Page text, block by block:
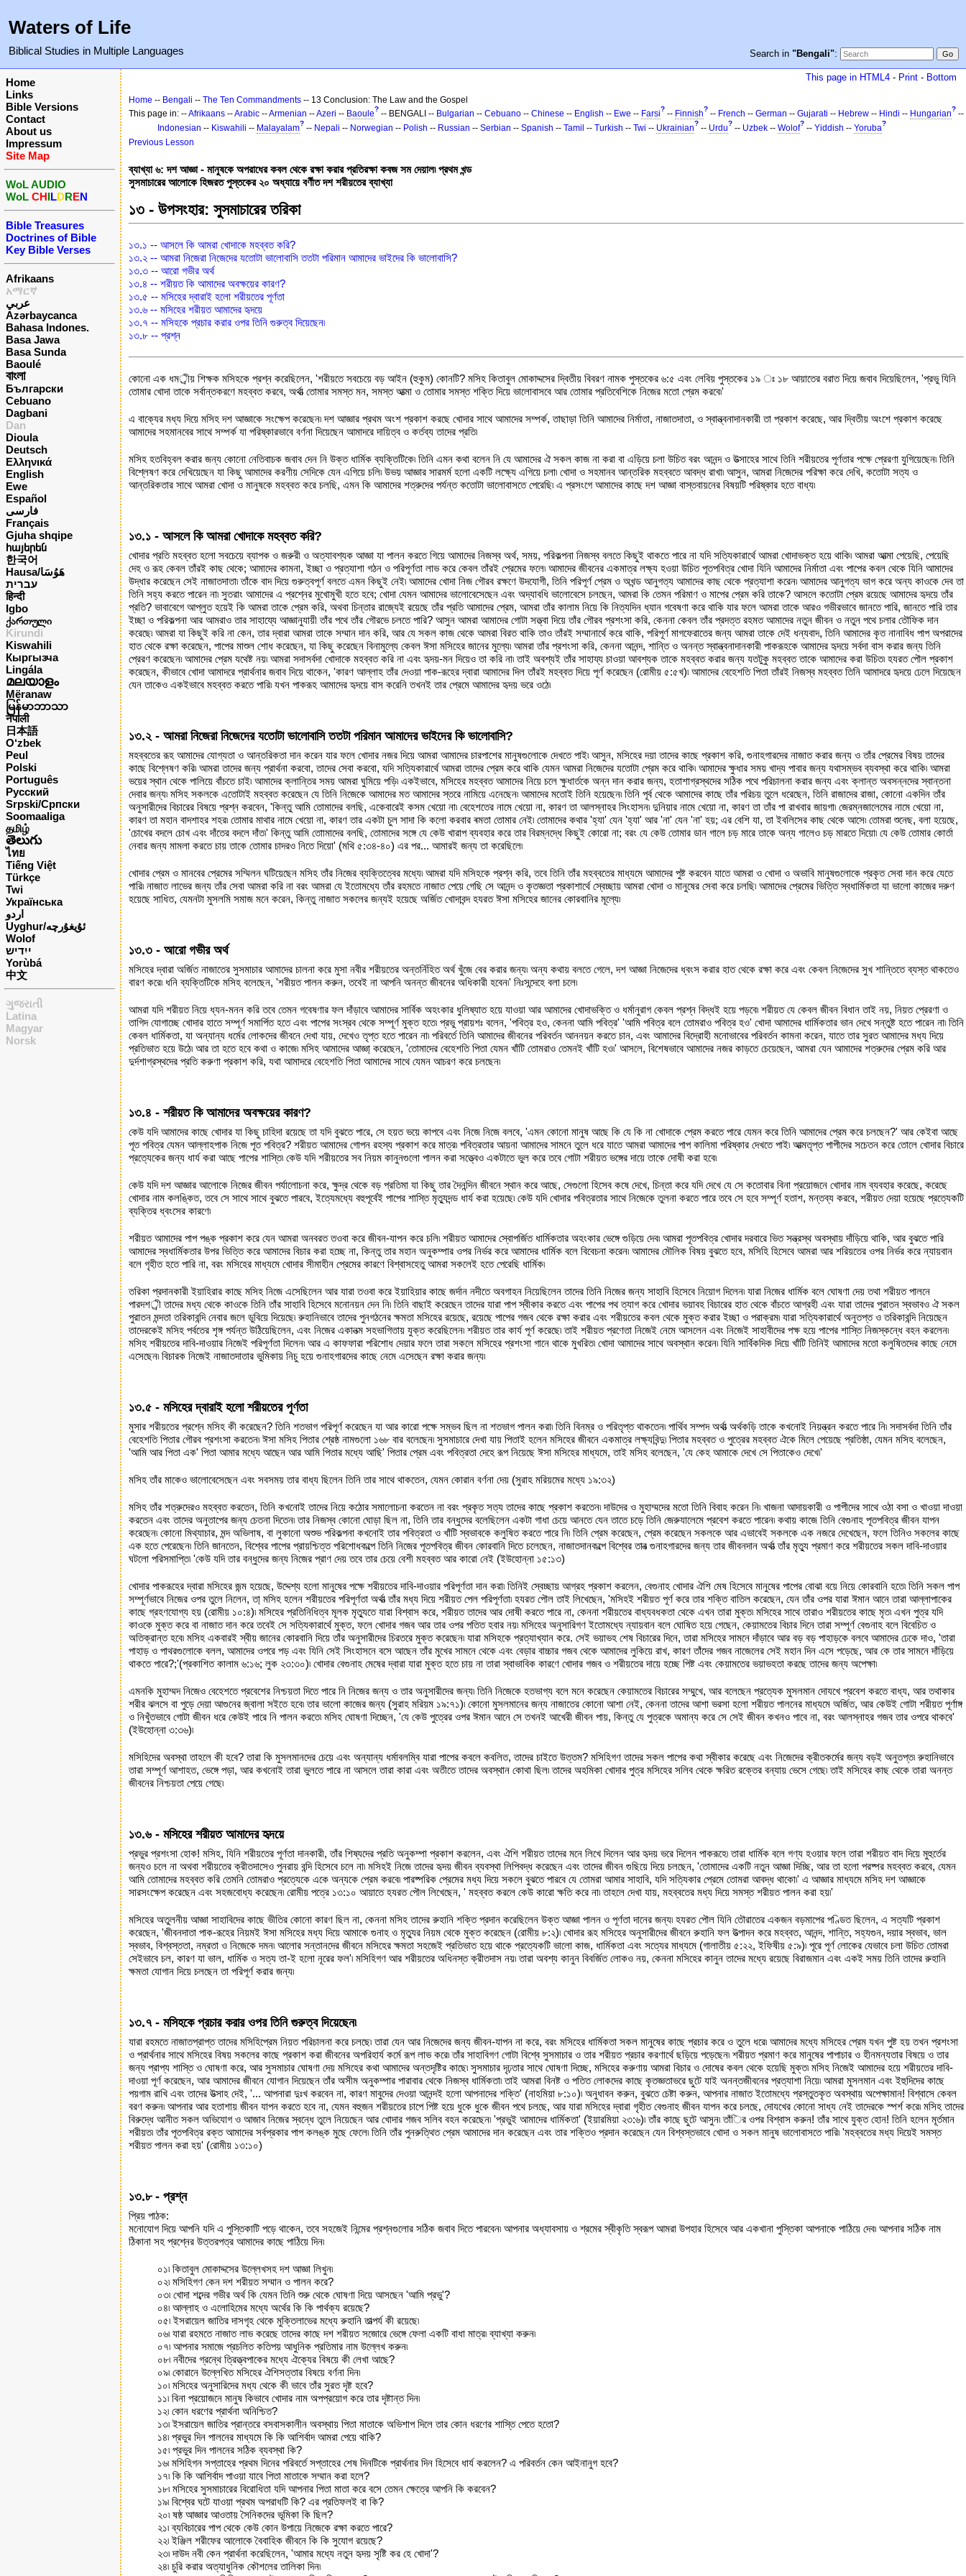
Waters of Life
Biblical Studies in Multiple Languages Search in "Bengali":
Home
Links
Bible Versions
Contact
About us
Impressum
Site Map
WoL AUDIO
WoL CHILDREN
Bible Treasures
Doctrines of Bible
Key Bible Verses
Afrikaans
አማርኛ
عربي
Azərbaycanca
Bahasa Indones.
Basa Jawa
Basa Sunda
Baoulé
বাংলা
Български
Cebuano
Dagbani
Dan
Dioula
Deutsch
Ελληνικά
English
Ewe
Español
فارسی
Français
Gjuha shqipe
հայերեն
한국어
Hausa/هَوُسَا
עברית
हिन्दी
Igbo
ქართული
Kirundi
Kiswahili
Кыргызча
Lingála
മലയാളം
Mëranaw
မြန်မာဘာသာ
नेपाली
日本語
O‘zbek
Peul
Polski
Português
Русский
Srpski/Српски
Soomaaliga
தமிழ்
తెలుగు
ไทย
Tiếng Việt
Türkçe
Twi
Українська
اردو
Uyghur/ئۇيغۇرچه
Wolof
ייִדיש
Yorùbá
中文
ગુજરાતી
Latina
Magyar
Norsk
This page in HTML4 - Print - Bottom
Home -- Bengali -- The Ten Commandments -- 13 Conclusion: The Law and the Gospel
This page in: --Afrikaans --Arabic --Armenian --Azeri -- Baoule? -- BENGALI -- Bulgarian -- Cebuano -- Chinese -- English -- Ewe -- Farsi? -- Finnish? -- French -- German -- Gujarati -- Hebrew -- Hindi -- Hungarian? --
Indonesian -- Kiswahili -- Malayalam? -- Nepali -- Norwegian -- Polish -- Russian -- Serbian -- Spanish -- Tamil -- Turkish -- Twi -- Ukrainian? -- Urdu? -- Uzbek -- Wolof? -- Yiddish -- Yoruba?
Previous Lesson
ব্যাখ্যা ৬: দশ আজ্ঞা - মানুষকে অপরাধের কবল থেকে রক্ষা করার প্রতিরক্ষা কবজ সম দেয়াল৷ প্রথম খন্ড
সুসমাচারের আলোকে হিজরত পুস্তকের ২০ অধ্যায়ে বর্ণীত দশ শরীয়তের ব্যাখ্যা
১৩ - উপসংহার: সুসমাচারের তরিকা
১৩.১ -- আসলে কি আমরা খোদাকে মহব্বত করি?
১৩.২ -- আমরা নিজেরা নিজেদের যতোটা ভালোবাসি ততটা পরিমান আমাদের ভাইদের কি ভালোবাসি?
১৩.৩ -- আরো গভীর অর্থ
১৩.৪ -- শরীয়ত কি আমাদের অবক্ষয়ের কারণ?
১৩.৫ -- মসিহের দ্বারাই হলো শরীয়তের পূর্ণতা
১৩.৬ -- মসিহের শরীয়ত আমাদের হৃদয়ে
১৩.৭ -- মসিহকে প্রচার করার ওপর তিনি গুরুত্ব দিয়েছেন৷
১৩.৮ -- প্রশ্ন
কোনো এক ধমর্ীয় শিক্ষক মসিহকে প্রশ্ন করেছিলেন, 'শরীয়তে সবচেয়ে বড় আইন (হুকুম) কোনটি? মসিহ কিতাবুল মোকাদ্দসের দ্বিতীয় বিবরণ নামক পুস্তকের ৬:৫ এবং লেবিয় পুস্তকের ১৯ ঃ ১৮ আয়াতের বরাত দিয়ে জবাব দিয়েছিলেন, 'প্রভু যিনি
তোমার খোদা তাকে সর্বান্তকরণে মহব্বত করবে, অর্থাত্‍ তোমার সমস্ত মন, সমস্ত আত্মা ও তোমার সমস্ত শক্তি দিয়ে ভালোবাসবে আর তোমার প্রতিবেশিকে নিজের মতো প্রেম করবে৷'
এ বাক্যের মধ্য দিয়ে মসিহ দশ আজ্ঞাকে সংক্ষেপ করেছেন৷ দশ আজ্ঞার প্রথম অংশ প্রকাশ করছে খোদার সাথে আমাদের সম্পর্ক, তাছাড়া তিনি আমাদের নির্মাতা, নাজাতদাতা, ও স্বান্ত্বনাদানকারী তা প্রকাশ করেছে, আর দ্বিতীয় অংশে প্রকাশ করেছে
আমাদের সহমানবের সাথে সম্পর্ক যা পরিষ্কারভাবে বর্ণনা দিয়েছেন আমাদরে দায়িত্ব ও কর্তব্য তাদের প্রতি৷
মসিহ হতবিহ্বল করার জন্য কোনো নেতিবাচক জবাব দেন নি উক্ত ধার্মিক ব্যক্তিটিকে৷ তিনি এমন কথা বলেন নি যে আমাদের ঐ সকল কাজ না করা বা এড়িয়ে চলা উচিত বরং আনন্দ ও উত্‍সাহের সাথে তিনি শরীয়তের পূর্ণতার পক্ষে প্রেরণা যুগিয়েছেন৷ তিনি
বিশ্লেষণ করে দেখিয়েছেন যা কিছু আমাদের করণীয় সেদিকে যেন এগিয়ে চলি৷ উভয় আজ্ঞার সারমর্ম হলো একটি লক্ষ্যে এগিয়ে চলা৷ খোদা ও সহমানব আন্তরিক মহব্বতে আবদ্ধ রাখা৷ আসুন, আমরা নিজেদের পরিক্ষা করে দেখি, কতোটা সত্য ও
আন্তরিকতার সাথে আমরা খোদা ও মানুষকে মহব্বত করে চলছি, এমন কি আমাদের শত্রুদের পর্যন্ত কতোটা ভালোবাসতে পেরেছি৷ এ প্রসংগে আমাদের কাছে দশ আজ্ঞা বাস্তবায়নের বিষয়টি পরিষ্কার হতে বাধ্য৷
১৩.১ - আসলে কি আমরা খোদাকে মহব্বত করি?
খোদার প্রতি মহব্বত হলো সবচেয়ে ব্যাপক ও জরুরী ও অত্যাবশ্যক আজ্ঞা যা পালন করতে গিয়ে আমাদের নিজস্ব অর্থ, সময়, পরিকল্পনা নিজস্ব বলতে কিছুই থাকতে পারে না যদি সত্যিকারার্থে আমরা খোদাভক্ত হয়ে থাকি৷ আমরা আত্মা পেয়েছি, পেয়েছি
দেহ ও রূহ কেবল তাঁরই কাছ থেকে; আমাদের কামনা, ইচ্ছা ও প্রত্যাশা গঠন ও পরিপূর্ণতা লাভ করে কেবল তাঁরই প্রেমের ফলে৷ আমাদের জীবনের একমাত্র লক্ষ্য হওয়া উচিত পূতপবিত্র খোদা যিনি আমাদের নির্মাতা এবং পাপের কবল থেকে যিনি আমাদের
উদ্ধার করেছেন সেই নাজাতদাতা৷ তাঁকে বাদ দিয়ে গুরুত্বপূর্ণ বলতে এমন কিছুই নেই৷ আমাদের খোদা নিজ গৌরব রক্ষণে উদযোগী, তিনি পরিপূর্ণ প্রেম ও অখন্ড আনুগত্য আমাদের কাছ থেকে প্রত্যাশা করেন৷ আমাদের আনুগত্য ভাগ করে অন্য কাওকে দেব তা
তিনি সহ্য করতে পারেন না৷ সুতরাং আমাদের এ প্রশ্নের মুখোমুখী হতে হবে; খোদা যেমন আমাদের ভালোবেসেছেন এবং অদ্যাবধি ভালোবেসে চলছেন, আমরা কি তেমন পরিমাণ ও মাপের প্রেম করি তাকে? আসলে কতোটা প্রেম রয়েছে আমাদের হৃদয়ে তাঁর
প্রতি? ভাবাবেগে আপ্লুত হয়েই কি আমরা তাকে প্রেম করি, অথবা চিন্তার রাজ্যেই রয়েছে তাঁর প্রতি আমাদের প্রেম, আমরা তাঁর কালাম নিয়ে কি নিত্যদিন ধ্যান গবেষণা করে থাকি যার ফলে আমরা তাকে আরও গভীরভাবে জানতে পারি, জানতে পারি তার
ইচ্ছা ও পরিকল্পনা আর আমরাও তার সাহায্যে আজ্ঞানুযায়ী তাঁর পথে তাঁর গৌরভে চলতে পারি? আসুন আমরা আমাদের গোটা সত্ত্বা দিয়ে তাঁর গৌরব প্রশংসা করি, কেননা কেবল তাঁর প্রদত্ত রহমত আমাদের নতুন জীবন ও নতুন পথে চলার তৌফিক দান
করেছে৷ আমরা যা কিছুই করি না কেন, তার দ্বারা আমরা তাকে সম্মান দান করি, আর যে সকল কাজ থেকে আমরা বিরত থাকি তাও তাঁরই সম্মানার্থে করে থাকি, পরিপূর্ণ মাগফেরাতের জন্য আমরা তাকে দেই ধন্যবাদ, তিনি আমাদের কৃত নানাবিধ পাপ অপরাদের
হাত থেকে রক্ষা করেছেন, পাপের মাশুল শোধ করেছেন, যা কিছু করেছেন বিনামুল্যে কেবল ঈসা মসিহের জানের মুল্যে৷ আমরা তাঁর প্রশংসা করি, কেননা আনন্দ, শান্তি ও অনন্ত স্বান্ত্বনাদানকারী পাকরূহকে আমাদের হৃদয়ে সর্বদা বাস করার জন্য তিনি
প্রেরণ করেছেন৷ আমাদের প্রেম যথেষ্ট নয়৷ আমরা সদাসর্বদা খোদাকে মহব্বত করি না এবং হৃদয়-মন দিয়েও তা করি না৷ তাই অবশ্যই তাঁর সাহায্য চাওয়া আবশ্যক তাকে মহব্বত করার জন্য যতটুকু মহব্বত তাকে আমাদের করা উচিত৷ হযরত পৌল প্রকাশ
করেছেন, কীভাবে খোদা আমাদরে প্রার্থনার জবাব দিয়ে থাকেন, 'কারণ আল্লাহ তাঁর দেওয়া পাক-রূহের দ্বারা আমাদের দিল তাঁরই মহব্বত দিয়ে পূর্ণ করেছেন (রোমীয় ৫:৫খ)৷ আমাদের বেহেশতি পিতা তাঁরই নিজস্ব মহব্বত তিনি আমাদরে হৃদয়ে ঢেলে দিয়েছেন
যেন তাকেও একইভাবে মহব্বত করতে পারি৷ যখন পাকরূহ আমাদের হৃদয়ে বাস করেনি তখনই তার প্রেমে আমাদের হৃদয় ভরে ওঠে৷
১৩.২ - আমরা নিজেরা নিজেদের যতোটা ভালোবাসি ততটা পরিমান আমাদের ভাইদের কি ভালোবাসি?
মহব্বতের রূহ আমাদের যোগ্যতা ও আন্তরিকতা দান করেন যার ফলে খোদার নজর দিয়ে আমরা আমাদের চারপাশের মানুষগুলোকে দেখতে পাই৷ আসুন, মসিহের দয়া তাদের কাছে প্রকাশ করি, গুনাহগারদের নাজাত করার জন্য ও তাঁর প্রেমের বিষয় তাদের
কাছে বিশ্লেষণ করি৷ আমরা তাদের জন্য প্রার্থনা করবো, তাদের সেবা করবো, যদি সত্যিকারার্থে আমরা তাদের প্রেম করে থাকি যেমন আমরা নিজেদের যতোটা প্রেম করে থাকি৷ আমাদের ক্ষুধার সময় খাদ্য পাবার জন্য যথাসম্ভব ব্যবস্থা করে থাকি৷ আমরা
ভয়ের স্থান থেকে পালিয়ে বাঁচতে চাই৷ আমাদের ক্লান্তির সময় আমরা ঘুমিয়ে পড়ি৷ একইভাবে, মসিহের মহব্বত আমাদের নিয়ে চলে ক্ষুধার্তকে অন্ন দান করার জন্য, হতাশাগ্রস্থদের সঠিক পথে পরিচালনা করার জন্য এবং ক্লান্ত অবসন্নদের স্বান্তনা
দেবার জন্য৷ মসিহ সকলকে এতোটাই মহব্বত করেছেন যে তিনি নিজেকে আমাদের মত আমাদের স্তরে নামিয়ে এনেছেন৷ আমাদের মতোই তিনি হয়েছেন৷ তিনি পূর্ব থেকে আমাদের কাছে তাঁর পরিচয় তুলে ধরেছেন, তিনি রাজাদের রাজা, কোনো একদিন তাঁর
অনুসারীদের বিচারের বিষয়ে প্রশ্ন করবেন, 'কিন্তু আমি তোমাদের বলছি, একেবারেই কসম খেয়ো না৷ বেহেশতের নামে খেয়ো না, কারণ তা আলস্নাহর সিংহাসন৷ দুনিয়ার নামে খেয়ো না, কারণ তা তাঁর পা রাখবার জায়গা৷ জেরম্নজালেমের নামে খেয়ো না,
কারণ তা মহান বাদশাহর শহর৷ তোমার মাথার নামে খেয়ো না, কারণ তার একটা চুল সাদা কি কলো করবার ৰমতা তোমার নেই৷ তোমাদের কথার 'হ্যা' যেন 'হ্যা' আর 'না' যেন 'না' হয়; এর বেশি যা, তা ইবলিসের কাছ থেকে আসে৷ তোমরা শুনেছ, বলা হয়েছে,
'চোখের বদলে চোখ এবং দাঁতের বদলে দাঁত৷' কিন্তু আমি তোামাদের বলছি, তোমাদের সঙ্গে যে কেউ খারাপ ব্যবহার করে তার বিরম্নদ্ধে কিছুই কোরো না; বরং যে কেউ তোমার ডান গালে চড় মারে তাকে অন্য গালেও চড় মারতে দিয়ো৷ যে কেউ তোমার কোর্তা
নেবার জন্য মামলা করতে চায় তাকে তোমার চাদরও নিতে দিয়ো' (মথি ৫:৩৪-৪০) এর পর... আমারই জন্য তা করেছিলে৷
খোদার প্রেম ও মানবের প্রেমের সম্মিলন ঘটিয়েছেন মসিহ তাঁর নিজের ব্যক্তিত্বের মধ্যে৷ আমরা যদি মসিহকে প্রশ্ন করি, তবে তিনি তাঁর মহব্বতের মাধ্যমে আমাদের পুষ্ট করবেন যাতে আমরা ও খোদা ও অভাবি মানুষগুলোকে প্রকৃত সেবা দান করে যেতে
পারি৷ নাজাত লাভের জন্য তাঁর সেবা আমরা করি না বরং আমরা যে ইতোমধ্যে তাঁর রহমতে নাজাত পেয়ে গেছি সে আনন্দ ও কৃতজ্ঞতা প্রকাশার্থে স্বেচ্ছায় আমরা খোদা ও মানুষের সেবা করে চলছি৷ আমাদের প্রেমের ভিত্তি স্বধার্মিকতা যা ভালো কাজের দরুণ
হয়েছে সাধিত, যেমনটা মুসলমি সমাজ মনে করেন, কিন্তু নাজাত সকলের জন্যই হয়েছে অর্জিত খোদাবন্দ হযরত ঈসা মসিহের জানের কোরবানির মূল্যে৷
১৩.৩ - আরো গভীর অর্থ
মসিহের দ্বারা অর্জিত নাজাতের সুসমাচার আমাদের চালনা করে মুসা নবীর শরীয়তের অন্তর্নিহিত অর্থ খুঁজে বের করার জন্য৷ অন্য কথায় বলতে গেলে, দশ আজ্ঞা নিজেদের ধ্বংস করার হাত থেকে রক্ষা করে এবং কেবল নিজেদের সুখ শান্তিতে ব্যস্ত থাকতেও
বারণ করে৷ ধনি ব্যক্তিটিকে মসিহ বলেছেন, 'শরীয়ত পালন করুন, তবেই না আপনি অনন্ত জীবনের অধিকারী হবেন৷' নিঃসন্দেহে বলা চলে৷
আমরা যদি শরীয়ত নিয়ে ধ্যন-মনন করি তবে তেমন গবেষণার ফল দাঁড়াবে আমাদের সার্বিক অহংকার ধুলিষ্যাত হয়ে যাওয়া আর আমাদের খোদাভক্তি ও ধর্মানুরাগ কেবল প্রশ্ন বিদ্ধই হয়ে পড়বে৷ শরীয়ত যে কেবল জীবন বিধান তাই নয়, নিয়ত প্রেরণা ও
তাগিদ যোগাচ্ছে খোদার হাতে সম্পূর্ণ সমার্পিত হতে এবং পাপের সংস্রব থেকে সম্পূর্ণ মুক্ত হতে৷ প্রভু প্রায়শঃ বলেন, 'পবিত্র হও, কেননা আমি পবিত্র' 'আমি পবিত্র বলে তোমরাও পবিত্র হও' খোদা আমাদের ধার্মিকতার ভান দেখে সন্তুষ্ট হতে পারেন না৷ তিনি
কেবল ধার্মিকতা, যা অন্যান্য ধর্মের লোকদের জীবনে দেখা যায়, দেখেও তৃপ্ত হতে পারেন না৷ পরিবর্তে তিনি আমাদের জীবনের পরিবর্তন আননয়ন করতে চান, এবং আমাদের বিদ্রোহী মনোভাবের পরিবর্তন কামনা করেন, যাতে তার সুরত আমাদের মধ্য দিয়ে
প্রতিভাত হয়ে উঠে৷ আর তা হতে হবে কথা ও কাজে৷ মসিহ আমাদের আজ্ঞা্ করেছেন, 'তোমাদের বেহেশতি পিতা যেমন খাঁটি তোমরাও তেমনই খাঁটি হও৷' আসলে, বিশেষভাবে আমাদের নজর কাড়তে চেয়েছেন, আমরা যেন আমাদের শত্রুদের প্রেম করি আর
দুর্দশাগ্রস্থদের প্রতি করুণা প্রকাশ করি, যথা আমাদরে বেহেশতি পিতা আমাদের সাথে যেমন আচরণ করে চলছেন৷
১৩.৪ - শরীয়ত কি আমাদের অবক্ষয়ের কারণ?
কেউ যদি আমাদের কাছে খোদার যা কিছু চাহিদা রয়েছে তা যদি বুঝতে পারে, সে হয়ত ভয়ে কাপবে এবং নিজে নিজে বলবে, 'এমন কোনো মানুষ আছে কি যে কি না খোদাকে প্রেম করতে পারে যেমন করে তিনি আমাদের প্রেম করে চলছেন?' আর কেইবা আছে
পূত পবিত্র যেমন আল্লাহপাক নিজে পূত পবিত্র? শরীয়ত আমাদের গোপন রহস্য প্রকাশ করে মাত্র৷ পবিত্রতার আয়না আমাদের সামনে তুলে ধরে যাতে আমরা আমাদের পাপ কালিমা পরিষ্কার দেখতে পাই৷ আত্মতৃপ্ত পাপীদের সচেতন করে তোলে খোদার বিচারে
প্রত্যেকের জন্য ধার্য করা আছে পাপের শাস্তি৷ কেউ যদি শরীয়তের সব নিয়ম কানুনগুলো পালন করা সত্ত্বেও একটাতে ভুল করে তবে গোটা শরীয়ত ভঙ্গের দায়ে তাকে দোষী করা হবে৷
কেউ যদি দশ আজ্ঞার আলোকে নিজের জীবন পর্যালোচনা করে, ক্ষুদ্র থেকে বড় প্রতিমা যা কিছু তার দৈনন্দিন জীবনে স্থান করে আছে, সেগুলো হিসেব কষে দেখে, চিন্তা করে যদি দেখে যে সে কতোবার বিনা প্রয়োজনে খোদার নাম ব্যবহার করেছে, করেছে
খোদার নাম কলঙ্কিত, তবে সে সাথে সাথে বুঝতে পারবে, ইত্যেমধ্যে বহুপূর্বেই পাপের শাস্তি মৃতু্যদন্ড ধার্য করা হয়েছে৷ কেউ যদি খোদার পবিত্রতার সাথে নিজেকে তুলনা করতে পারে তবে সে হবে সম্পূর্ণ হতাশ, মন্তব্য করবে, শরীয়ত দেয়া হয়েছে প্রত্যেকটি
ব্যক্তির ধ্বংসের কারণে৷
শরীয়ত আমাদের পাপ পঙ্ক প্রকাশ করে যেন আমরা অনবরত তওবা করে জীবন-যাপন করে চলি৷ শরীয়ত আমাদের স্বোপর্জিত ধার্মিকতার অহংকার ভেঙ্গে গুড়িয়ে দেব৷ আমরা পূতপবিত্র খোদার দরবারে ভিত সন্ত্রস্থ অবস্থায় দাঁড়িয়ে থাকি, আর বুঝতে পারি
আমাদের স্বধার্মিকতার উপর ভিত্তি করে আমাদের বিচার করা হচ্ছে না, কিন্তু তার মহান অনুকম্পার ওপর নির্ভর করে আমাদের ধার্মিক বলে বিবেচনা করেন৷ আমাদের মৌলিক বিষয় বুঝতে হবে, মসিহি হিসেবে আমরা আর শরিয়তের ওপর নির্ভর করে ন্যায়বান
বলে গৃহীত হতে পারি না, বরং মসিহের মাধ্যমে খোদার সীমাহীন প্রেমের কারণে বিশ্বাসহেতু আমরা সকলেই হতে পেরেছি ধার্মিক৷
তরিকা প্রদানকারী ইয়াহিরার কাছে মসিহ নিজে এসেছিলেন আর যারা তওবা করে ইয়াহিয়ার কাছে জর্দান নদীতে অবগাহন নিয়েছিলেন তাদের তিনি নিজের জন্য সাহাবি হিসেবে নিয়োগ দিলেন৷ যারা নিজের ধার্মিক বলে ঘোষণা দেয় তথা শরীয়ত পালনে
পারদশর্ী তাদের মধ্য থেকে কাওকে তিনি তাঁর সাহাবি হিসেবে মনোনয়ন দেন নি৷ তিনি বাছাই করেছেন তাদের যারা পাপ স্বীকার করতে এবং পাপের পথ ত্যাগ করে খোদার ভয়াবহ বিচারের হাত থেকে বাঁচতে আগ্রহী এবং যারা তাদের পুরাতন স্বভাবও ঐ সকল
পুরাতন মন্দতা তরিকাবন্দি নেবার জলে ডুবিয়ে দিয়েছে৷ রুহানিভাবে তাদের পুনগঠনের ক্ষমতা মসিহের রয়েছে, রয়েছে পাপের গজব থেকে রক্ষা করার এবং শরীয়তের কবল থেকে মুক্ত করার ইচ্ছা ও পরাক্রম৷ যারা সত্যিকারার্থে অনুতপ্ত ও তরিকাবন্দি নিয়েছেন
তাদেরকেই মসিহ পর্বতের শৃঙ্গ পর্যন্ত উঠিয়েছিলেন, এবং নিজের একানত্ম সহভাগিতায় যুক্ত করেছিলেন৷ শরীয়ত তার কার্য পূর্ণ করেছে৷ তাই শরীয়ত প্রণেতা নিজেই নেমে আসলেন এবং নিজেই সাহাবীদের পক্ষ হয়ে পাপের শাস্তি নিজস্কন্ধে বহন করলেন৷
মসিহ শরীয়তের দাবি-দাওয়ার নিজেই পরিপূর্ণতা দিলেন৷ আর এ কাফফারা পরিশোধ দেয়ার ফলে তারা সকলে মসিহের প্রশংসা গানে থাকে মুখরিত৷ খোদা আমাদের সাথে অবস্থান করেন৷ যিনি সার্বিকদিক দিয়ে খাঁটি তিনিই আমাদের মতো কলুষিতদের কাছে নেমে
এসেছেন৷ বিচারক নিজেই নাজাতদাতার ভুমিকায় নিচু হয়ে গুনাহগারদের কাছে নেমে এসেছেন রক্ষা করার জন্য৷
১৩.৫ - মসিহের দ্বারাই হলো শরীয়তের পূর্ণতা
মুসার শরীয়তের প্রশ্নে মসিহ কী করেছেন? তিনি শতভাগ পরিপূর্ণ করেছেন যা আর কারো পক্ষে সম্ভব ছিল না শতভাগ পালন করা৷ তিনি বিনম্র ও পরিতৃপ্ত থাকতেন৷ পার্থিব সম্পদ অর্থাত্‍ অর্থকড়ি তাকে কখনোই নিয়ন্ত্রন করতে পারে নি৷ সদাসর্বদা তিনি তাঁর
বেহেশতি পিতার গৌরব প্রশংসা করতেন৷ ঈসা মসিহ পিতার শ্রেষ্ঠ নামগুলো ১৬৮ বার বলেছেন৷ সুসমাচারে দেখা যায় পিতাই হলেন মসিহের জীবনে একমাত্র লক্ষ্যবিন্দু৷ পিতার মহব্বত ও পুত্রের মহব্বত ঐকে মিলে পেয়েছে প্রতিষ্ঠা, যেমন মসিহ বলেছেন,
'আমি আর পিতা এক' পিতা আমার মধ্যে আছেন আর আমি পিতার মধ্যে আছি' পিতার প্রেম এবং পবিত্রতা দেহে রূপ নিয়েছে ঈসা মসিহের মাধ্যমে, তাই মসিহ বলেছেন, 'যে কেহ আমাকে দেখে সে পিতাকেও দেখে৷'
মসিহ তাঁর মাকেও ভালোবেসেছেন এবং সবসময় তার বাধ্য ছিলেন তিনি তার সাথে থাকতেন, যেমন কোরান বর্ণনা দেয় (সুরাহ মরিয়মের মধ্যে ১৯:৩২)
মসিহ তাঁর শত্রুদেরও মহব্বত করতেন, তিনি কখনোই তাদের নিয়ে কঠোর সমালোচনা করতেন না বরং প্রকৃত সত্য তাদের কাছে প্রকাশ করতেন৷ দাউদের ও মুহাম্মদের মতো তিনি বিবাহ করেন নি৷ খাজনা আদায়কারী ও পাপীদের সাথে ওঠা বসা ও খাওয়া দাওয়া
করতেন এবং তাদের অনুতাপের জন্য চেতনা দিতেন৷ তার নিজস্ব কোনো ঘোড়া ছিল না, তিনি তার বন্ধুদের বলেছিলেন একটা গাধা চেয়ে আনতে যেন তাতে চড়ে তিনি জেরুযালেমে প্রবেশ করতে পারেন৷ কথায় কাজে তিনি বেগুনাহ পূতপবিত্র জীবন যাপন
করেছেন৷ কোনো মিথ্যাচার, মন্দ অভিলাষ, বা লুকানো অশুভ পরিকল্পনা কখনোই তার পবিত্রতা ও খাঁটি স্বভাবকে কলুষিত করতে পারে নি৷ তিনি প্রেম করেছেন, প্রেম করেছেন সকলকে আর এভাবেই সকলকে এক নজরে দেখেছেন, ফলে তিনিও সকলের কাছে
এক হতে পেরেছেন৷ তিনি জানতেন, বিশ্বের পাপের প্রায়শ্চিত্ত পরিশোধকল্পে তিনি নিজের পূতপবিত্র জীবন কোরবানি দিতে চলেছেন, নাজাতদানকল্পে বিশ্বের তাবত্‍ গুনাহগারদের জন্য তার জীবনদান অর্থাত্‍ তাঁর মৃতু্য প্রমাণ করে শরীয়তের সকল দাবি-দাওয়ার
ঘটলো পরিসমাপ্তি৷ 'কেউ যদি তার বন্ধুদের জন্য নিজের প্রাণ দেয় তবে তার চেয়ে বেশী মহব্বত আর কারো নেই (ইউহোন্না ১৫:১৩)
খোদার পাকরূহের দ্বারা মসিহের জন্ম হয়েছে, উদ্দেশ্য হলো মানুষের পক্ষে শরীয়তের দাবি-দাওয়ার পরিপূর্ণতা দান করা৷ তিনিই স্বেচ্ছায় আগ্রহ প্রকাশ করলেন, বেগুনাহ খোদার ঐশি মেষ হিসেবে মানুষের পাপের বোঝা বয়ে নিয়ে কোরবানি হতে৷ তিনি সকল পাপ
সম্পূর্ণভাবে নিজের ওপর তুলে নিলেন, তা্ মসিহ হলেন শরীয়তের পরিপূর্ণতা অর্থাত্‍ তাঁর মধ্য দিয়ে শরীয়ত পেল পরিপূর্ণতা৷ হযরত পৌল তাই লিখেছেন, 'মসিহই শরীয়ত পূর্ণ করে তার শক্তি বাতিল করেছেন, যেন তাঁর ওপর যারা ঈমান আনে তারা আল্লাপাকের
কাছে গ্রহণযোগ্য হয় (রোমীয় ১০:৪)৷ মসিহের প্রতিনিধিত্ব মূলক মৃতু্যতে যারা বিশ্বাস করে, শরীয়ত তাদের আর দোষী করতে পারে না, কেননা শরীয়তের বাধ্যবধকতা থেকে এখন তারা মুক্ত৷ মসিহের সাথে তারাও শরীয়তের কাছে মৃত৷ এখন পুত্র যদি
কাওকে মুক্ত করে বা নাজাত দান করে তবেই সে সত্যিকারার্থে মুক্ত, ফলে খোদার গজব আর তার ওপর পতিত হবার নয়৷ মসিহের অনুসারিগণ ইতোমধ্যে ন্যায়বান বলে ঘোষিত হয়ে গেছেন, কেয়ামতের বিচার দিনে তারা সম্পূর্ণ বেগুনাহ বলে বিবেচিত ও
অতিক্রান্ত হবে৷ মসিহ একবারই স্বীয় জানের কোরবানি দিয়ে তাঁর অনুসারীদের চিরতরে মুক্ত করেছেন৷ যারা মসিহকে প্রত্যাখ্যান করে. সেই ভয়াভহ শেষ বিচারের দিনে, তারা মসিহের সামনে দাঁড়াবে আর বড় বড় পাহাড়কে বলবে আমাদের ঢেকে দাও, 'তারা
পাহাড় ও পাথরগুলোকে বলল, আমাদের ওপরে পড় এবং যিনি সেই সিংহাসনে বসে আছেন তাঁর মুখের সামনে থেকে এবং বেড়ার বাচ্চার গজব থেকে আমাদের লুকিয়ে রাখ, কারণ তাঁদের গজব নাজেলের সেই মহান দিন এসে পড়েছে, আর কে তার সামনে দাঁড়িয়ে
থাকতে পারে?;'(প্রকাশিত কালাম ৬:১৬; লুক ২৩:৩০)৷ খোদার বেগুনাহ মেষের দ্বারা যারা মুক্ত হতে চায় না তারা স্বাভাবিক কারণে খোদার গজব ও শরীয়তের দায়ে হচ্ছে পিষ্ট এবং কেয়ামতের ভয়াভহতা করছে তাদের জন্য অপেক্ষা৷
এমনকি মুহাম্মদ নিজেও বেহেশতে প্রবেশের নিশ্চয়তা দিতে পারে নি নিজের জন্য ও তার অনুসারীদের জন্য৷ তিনি নিজেকে হতভাগ্য বলে মনে করেছেন কেয়ামতের বিচারের সম্মুখে, আর বলেছেন প্রত্যেক মুসলমান দোযখে প্রবেশ করতে বাধ্য, আর তথাকার
শরীর ঝলসে বা পুড়ে দেয়া আগুনের জ্বালা সইতে হবে৷ তার ভালো কাজের জন্য (সুরাহ মরিয়ম ১৯:৭১)৷ কোনো মুসলমানের জন্য নাজাতের কোনো আশা নেই, কেননা তাদের আশা ভরসা হলো শরীয়ত পালনের মাধ্যমে অর্জিত, আর কেউই গোটা শরীয়ত পূর্ণাঙ্গ
ও নিখুঁতভাবে গোটা জীবন ধরে কেউই পারে নি পালন করতে৷ মসিহ ঘোষণা দিচ্ছেন, 'যে কেউ পুত্রের ওপর ঈমান আনে সে তখনই আখেরী জীবন পায়, কিন্তু যে পুত্রকে অমান্য করে সে সেই জীবন কখনও পাবে না, বরং আলস্নাহর গজব তার ওপরে থাকবে'
(ইউহোন্না ৩:৩৬)৷
মসিহিদের অবস্থা তাহলে কী হবে? তারা কি মুসলমানদের চেয়ে এবং অন্যান্য ধর্মাবলম্বি যারা পাপের কবলে কবলিত, তাদের চাইতে উত্তম? মসিহিগণ তাদের সকল পাপের কথা স্বীকার করেছে এবং নিজেদের ক্রীতকর্মের জন্য বড়ই অনুতপ্ত৷ রুহানিভাবে
তারা সম্পূর্ণ আশাহত, ভেঙ্গে পড়া, আর কখনোই তারা ভুলতে পারে না আসলে তারা কারা এবং অতীতে তাদের অবস্থান কোথা ছিল৷ তাদের অহমিকা খোদার পুত্র মসিহের সলিব থেকে ক্ষরিত রক্তের বন্যায় ভেসে গেছে৷ তাই মসিহের কাছ থেকে তারা অনন্ত
জীবনের নিশ্চয়তা পেয়ে গেছে৷
১৩.৬ - মসিহের শরীয়ত আমাদের হৃদয়ে
প্রভুর প্রশংসা হোক! মসিহ, যিনি শরীয়তের পূর্ণতা দানকারী, তাঁর শিষ্যদের প্রতি অনুকম্পা প্রকাশ করলেন, এবং ঐশি শরীয়ত তাদের মনে লিখে দিলেন আর হৃদয় ভরে দিলেন পাকরূহে৷ তারা ধার্মিক বলে গণ্য হওয়ার ফলে তারা শরীয়ত বাদ দিয়ে মুহুর্তের
জন্যও চলে না অথবা শরীয়তের ক্রীতদাসেও পুনরায় বন্দি হিসেবে চলে না৷ মসিহই নিজে তাদের হৃদয় জীবন ব্যবস্থা লিপিবদ্ধ করেছেন এবং তাদের জীবন গুছিয়ে দিয়ে চলছেন, 'তোমাদের একটি নতুন আজ্ঞা দিচ্ছি, আর তা হলো পরষ্পর মহব্বত করবে, যেমন
আমি তোমাদের মহব্বত করি তেমনি তোমরাও প্রত্যেকে একে অন্যকে প্রেম করবে৷ পারষ্পরিক প্রেমের মধ্য দিয়ে সকলে বুঝতে পারবে যে তোমরা আমার সাহাবি, যদি সত্যিকার প্রেমে তোমরা আবদ্ধ থাকো৷' এ আজ্ঞার মাধ্যমে মসিহ দশ আজ্ঞাকে
সারসংক্ষেপ করেছেন এবং সহজবোধ্য করেছেন৷ রোমীয় পত্রে ১৩:১০ আয়াতে হযরত পৌল লিখেছেন, ' মহব্বত করলে কেউ কারো ক্ষতি করে না৷ তাহলে দেখা যায়, মহব্বতের মধ্য দিয়ে সমস্ত শরীয়ত পালন করা হয়৷'
মসিহের অতুলনীয় আজ্ঞা সাহাবিদের কাছে ভীতির কোনো কারণ ছিল না, কেননা মসিহ তাদের রুহানি শক্তি প্রদান করেছিলেন উক্ত আজ্ঞা পালন ও পূর্ণতা দানের জন্য৷ হযরত পৌল যিনি তৌরাতের একজন বড়মাপের পণ্ডিত ছিলেন, এ সত্যটি প্রকাশ
করেছেন, 'জীবনদাতা পাক-রূহের নিয়মই ঈসা মসিহের মধ্য দিয়ে আমাকে গুনাহ ও মৃতু্যর নিয়ম থেকে মুক্ত করেছেন (রোমীয় ৮:২)৷ খোদার রূহ মসিহের অনুসারীদের জীবনে রুহানি ফল উত্‍পাদন করে মহব্বত, আনন্দ, শান্তি, সহ্যগুন, দয়ার স্বভাব, ভাল
স্বভাব, বিশ্বস্ততা, নম্রতা ও নিজেকে দমন৷ আলোর সন্তানদের জীবনে মসিহের ক্ষমতা সহজেই প্রতিভাত হয়ে থাকে প্রত্যেকটি ভালো কাজ, ধার্মিকতা এবং সত্যের মাধ্যমে (গালাতীয় ৫:২২, ইফিষীয় ৫:৯)৷ পূরে পূর্ণ লোকের যেভাবে চলা উচিত তোমরা
সেইভাবে চল, কারণ যা ভাল, ধার্মিক ও সত্য তা-ই হলো নূরের ফল'৷ মসিহিগণ আর শরীয়তের অধিনস্ত ক্রীতদাস নয়৷ তারা অবশ্য কানুন বিবর্জিত লোকও নয়, কেননা মসিহের কানুন তাদের মধ্যে রয়েছে বিরাজমান এবং একই সময় তিনি তাদের রুহানি
ক্ষমতা যোগান দিয়ে চলছেন তা পরিপূর্ণ করার জন্য৷
১৩.৭ - মসিহকে প্রচার করার ওপর তিনি গুরুত্ব দিয়েছেন৷
যারা রহমতে নাজাতপ্রাপ্ত তাদের মসিহিপ্রেম নিয়ত পরিচালনা করে চলছে৷ তারা যেন আর নিজেদের জন্য জীবন-যাপন না করে, বরং মসিহের ধার্মিকতা সকল মানুষের কাছে প্রচার করে ও তুলে ধরে৷ আমাদের মধ্যে মসিহের প্রেম যখন পুষ্ট হয় তখন প্রশংসা
ও প্রার্থনার সাথে মসিহের বিষয় সকলের কাছে প্রকাশ করা জীবনের অপরিহার্য কর্মে রূপ লাভ করে৷ তাঁর সাহাবিগণ গোটা বিশ্বে সুসমাচার ও তার শরীয়ত প্রচার করণার্থে ছড়িয়ে পড়েছেন৷ শরীয়ত প্রমাণ করে মানুষের পাপাচার ও হীনমন্যতার বিষয়ে ও তার
জন্য প্রাপ্য শাস্তি ও ঘোষণা করে, আর সুসমাচার ঘোষণা দেয় মসিহের কথা আমাদের অন্তদৃষ্টির কাছে৷ সুসমাচার দৃঢ়তার সাথে ঘোষণা দিচ্ছে, মসিহের করুণায় আমরা বিচার ও দোষের কবল থেকে হয়েছি মুক্ত৷ মসিহ নিজেই আমাদের হয়ে শরীয়তের দাবি-
দাওয়া পূর্ণ করেছেন, আর আমাদের জীবনে যোগান দিয়েছেন তাঁর অসীম অনুকম্পার পারাবার থেকে নিজস্ব ধার্মিকতা৷ তাই আমরা বিনষ্ট ও পতিত লোকদের কাছে কৃতজ্ঞতাভরে ছুটে যাই অনন্তজীবনের প্রত্যাশা নিয়ে৷ আমরা মুসলমান এবং ইহুদিদের কাছে
পয়গাম রাখি এবং তাদের উত্‍সাহ দেই, '... আপনারা দুঃখ করবেন না, কারণ মাবুদের দেওয়া আনন্দই হলো আপনাদের শক্তি' (নাহমিয়া ৮:১০)৷ অনুধাবন করুন, বুঝতে চেষ্টা করুন, আপনার নাজাত ইতোমধ্যে প্রস্তুতকৃত অবস্থায় অপেক্ষামান! বিশ্বাসে কেবল
বরণ করুন৷ আপনার আর হতাশায় জীবন যাপন করতে হবে না, যেমন বহুজন শরীয়তের চাপে পিষ্ট হয়ে ধুকে ধুকে জীবন পথে চলছে, আর যারা মসিহের দ্বারা গৃহীত বেগুনাহ জীবন যাপন করে চলছে, দোযখের কোনো সাধ্য নেই তাদেরকে স্পর্শ করে৷ মসিহ তাদের
বিরুদ্ধে আনীত সকল অভিযোগ ও আজাব নিজের স্বন্ধে তুলে নিয়েছেন আর খোদার গজব সলিব বহন করেছেন৷ 'প্রভুই আমাদের ধার্মিকতা' (ইয়ারমিয়া ২৩:৬)৷ তাঁর কাছে ছুটে আসুন৷ তাঁির ওপর বিশ্বাস করুন! তাঁর সাথে যুক্ত হোন! তিনি হলেন মূর্তমান
শরীয়ত৷ তাঁর পূতপবিত্র রক্ত আমাদের সর্বপ্রকার পাপ কলঙ্ক মুছে ফেলে৷ তিনি তাঁর পুনরুত্থিত প্রেম আমাদের দান করেছেন এবং তার শক্তিও প্রদান করেছেন যেন বিশ্বস্তভাবে খোদা ও সকল মানুষ ভালোবাসতে পারি৷ 'মহব্বতের মধ্য দিয়েই সমস্ত
শরীয়ত পালন করা হয়' (রোমীয় ১৩:১০)
১৩.৮ - প্রশ্ন
প্রিয় পাঠক:
মনোযোগ দিয়ে আপনি যদি এ পুস্তিকাটি পড়ে থাকেন, তবে সহজেই নিন্মের প্রশ্নগুলোর সঠিক জবাব দিতে পারবেন৷ আপনার অধ্যাবসায় ও শ্রমের স্বীকৃতি স্বরূপ আমরা উপহার হিসেবে আর একখানা পুস্তিকা আপনাকে পাঠিয়ে দেব৷ আপনার সঠিক নাম
ঠিকানা সহ প্রশ্নের উত্তরপত্র আমাদের কাছে পাঠিয়ে দিন৷
০১৷ কিতাবুল মোকাদ্দসের উল্লেখসহ দশ আজ্ঞা লিখুন৷
০২৷ মসিহিগণ কেন দশ শরীয়ত সম্মান ও পালন করে?
০৩৷ খোদা শব্দের গভীর অর্থ কি যেমন তিনি শুরু থেকে ঘোষণা দিয়ে আসছেন 'আমি প্রভু'?
০৪৷ আল্লাহ ও এলোহিমের মধ্যে অর্থের কি কি পার্থক্য রয়েছে?
০৫৷ ইসরায়েল জাতির দাসগৃহ থেকে মুক্তিলাভের মধ্যে রুহানি তাত্‍পর্য কী রয়েছে৷
০৬৷ যারা রহমতে নাজাত লাভ করেছে তাদের কাছে দশ শরীয়ত সজোরে ভেঙ্গে ফেলা একটি বাধা মাত্র৷ ব্যাখ্যা করুন৷
০৭৷ আপনার সমাজে প্রচলিত কতিপয় আধুনিক প্রতিমার নাম উল্লেখ করুন৷
০৮৷ নবীদের গ্রন্থে ত্রিত্ত্বপাকের মধ্যে ঐক্যের বিষয়ে কী লেখা আছে?
০৯৷ কোরানে উল্লেখিত মসিহের ঐশিসত্তার বিষয়ে বর্ণনা দিন৷
১০৷ মসিহের অনুসারিদের মধ্য থেকে কী ভাবে তাঁর সুরত দৃষ্ট হবে?
১১৷ বিনা প্রয়োজনে মানুষ কিভাবে খোদার নাম অপপ্রয়োগ করে তার দৃষ্টান্ত দিন৷
১২৷ কোন ধরণের প্রার্থনা অনিশ্চিত?
১৩৷ ইসরায়েল জাতির প্রান্তরে বসবাসকালীন অবস্থায় পিতা মাতাকে অভিশাপ দিলে তার কোন ধরণের শাস্তি পেতে হতো?
১৪৷ প্রভুর দিন পালনের মাধ্যমে কি কি আশির্বাদ আমরা পেয়ে থাকি?
১৫৷ প্রভুর দিন পালনের সঠিক ব্যবস্থা কি?
১৬৷ মসিহিগন সপ্তাহের প্রথম দিনের পরিবর্তে সপ্তাহের শেষ দিনটিকে প্রার্থনার দিন হিসেবে ধার্য করলেন? এ পরিবর্তন কেন আইনানুগ হবে?
১৭৷ কি কি আশির্বাদ পাওয়া যাবে পিতা মাতাকে সম্মান করা হলে?
১৮৷ মসিহের সুসমাচারের বিরোধিতা যদি আপনার পিতা মাতা করে বসে তেমন ক্ষেত্রে আপনি কি করবেন?
১৯৷ বিশ্বের ঘটে যাওয়া প্রথম অপরাধটি কি? এর প্রতিফলই বা কি?
২০৷ ষষ্ঠ আজ্ঞার আওতায় সৈনিকদের ভূমিকা কি ছিল?
২১৷ ব্যবিচারের পাপ থেকে কেউ কোন উপায়ে নিজেকে রক্ষা করতে পারে?
২২৷ ইঞ্জিল শরীফের আলোকে বৈবাহিক জীবনে কি কি সুযোগ রয়েছে?
২৩৷ দাউদ নবী কেন প্রার্থনা করেছিলেন, 'আমার মধ্যে নতুন হৃদয় সৃষ্টি কর হে খোদা'?
২৪৷ চুরি করার অত্যাধুনিক কৌশলের তালিকা দিন৷